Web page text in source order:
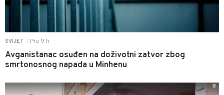
SVIJET Pre 9 h
Avganistanac osuđen na doživotni zatvor zbog
smrtonosnog napada u Minhenu
0